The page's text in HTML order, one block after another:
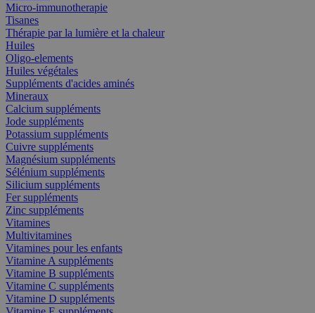
Micro-immunotherapie
Tisanes
Thérapie par la lumière et la chaleur
Huiles
Oligo-elements
Huiles végétales
Suppléments d'acides aminés
Mineraux
Calcium suppléments
Jode suppléments
Potassium suppléments
Cuivre suppléments
Magnésium suppléments
Sélénium suppléments
Silicium suppléments
Fer suppléments
Zinc suppléments
Vitamines
Multivitamines
Vitamines pour les enfants
Vitamine A suppléments
Vitamine B suppléments
Vitamine C suppléments
Vitamine D suppléments